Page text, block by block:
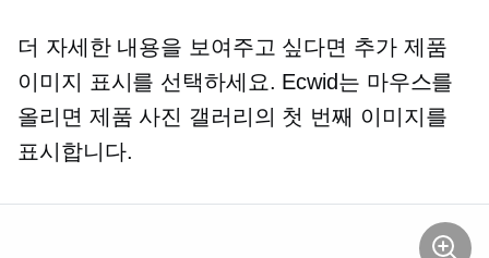
더 자세한 내용을 보여주고 싶다면 추가 제품
이미지 표시를 선택하세요. Ecwid는 마우스를
올리면 제품 사진 갤러리의 첫 번째 이미지를
표시합니다.